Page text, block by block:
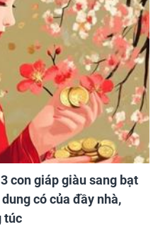
con giáp giàu sang bạt
có của đầy nhà,
túc